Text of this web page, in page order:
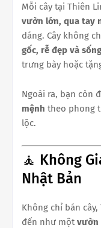
Mỗi cây tại Thiên
vườn lớn, qua tay
dáng. Cây không
gốc, rễ đẹp và
trưng bày hoặc
Ngoài ra, bạn còn
mệnh theo phong
lộc.
🧘 Không
Nhật Bản
Không chỉ bán
đến như mộtvườn